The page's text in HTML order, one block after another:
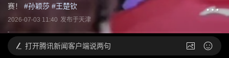
赛！
#孙颖莎 #王楚钦
2026-07-03 11:40 发布于天津
打开腾讯新闻客户端说两句